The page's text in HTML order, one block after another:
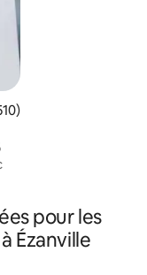
de 4,93 sur 5,
et
pour les
Ézanville